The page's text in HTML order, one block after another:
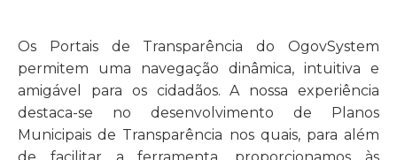
Os Portais de Transparência do OgovSystem
permitem uma navegação dinâmica, intuitiva e
amigável para os cidadãos. A nossa experiência
destaca-se no desenvolvimento de Planos
Municipais de Transparência nos quais, para além